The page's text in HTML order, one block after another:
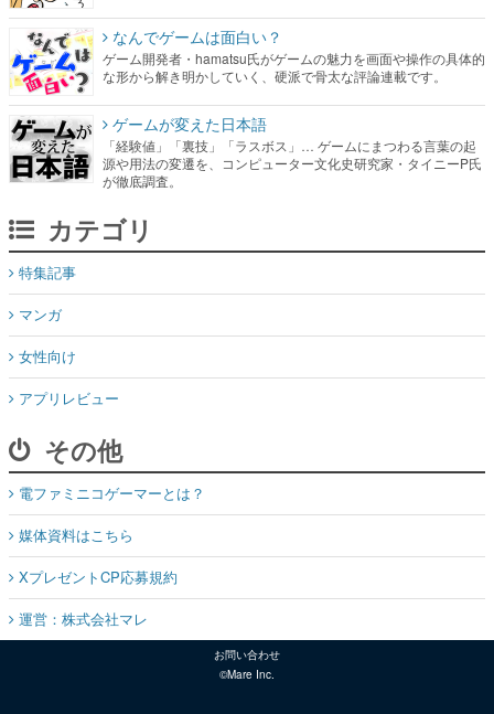
なんでゲームは面白い？
ゲーム開発者・hamatsu氏がゲームの魅力を画面や操作の具体的
な形から解き明かしていく、硬派で骨太な評論連載です。
ゲームが変えた日本語
「経験値」「裏技」「ラスボス」… ゲームにまつわる言葉の起
源や用法の変遷を、コンピューター文化史研究家・タイニーP氏
が徹底調査。
カテゴリ
特集記事
マンガ
女性向け
アプリレビュー
その他
電ファミニコゲーマーとは？
媒体資料はこちら
XプレゼントCP応募規約
運営：株式会社マレ
お問い合わせ
©Mare Inc.